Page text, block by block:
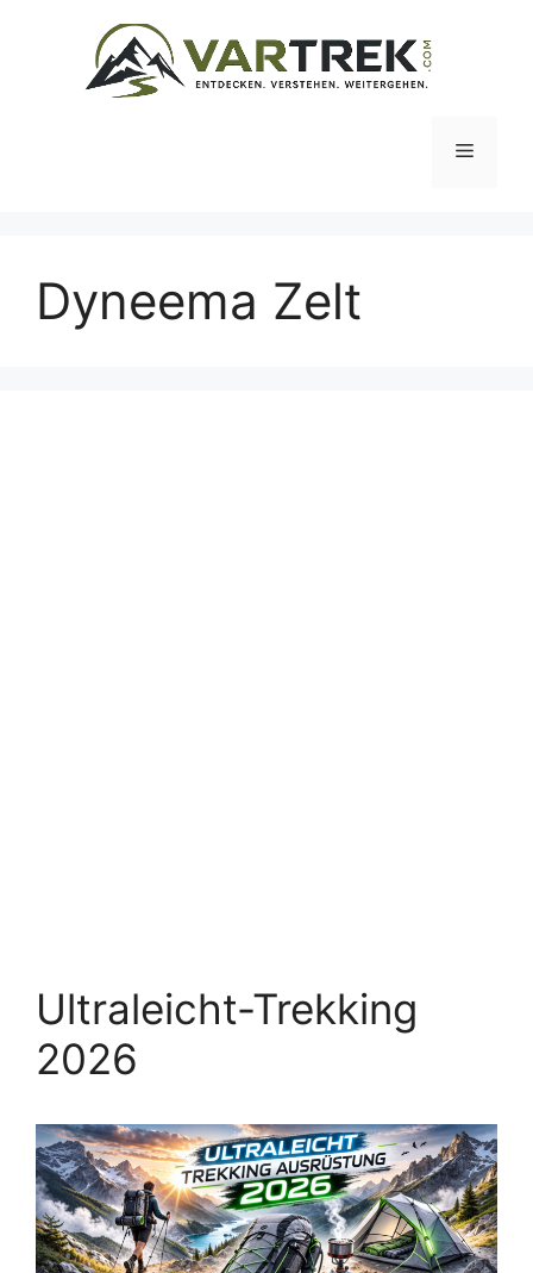
Menü
Dyneema Zelt
Ultraleicht-Trekking
2026